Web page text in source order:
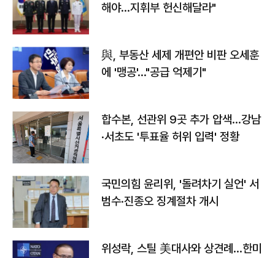
해야…지휘부 헌신해달라"
與, 부동산 세제 개편안 비판 오세훈
에 '맹공'…"공급 억제기"
합수본, 선관위 9곳 추가 압색…강남
·서초도 '투표율 허위 입력' 정황
국민의힘 윤리위, '돌려차기 실언' 서
범수·진종오 징계절차 개시
위성락, 스틸 美대사와 상견례…한미